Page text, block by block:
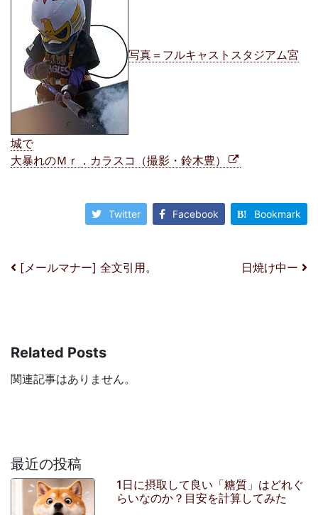
写真＝フルキャストスタジアム宮
城で
大暴れのＭｒ．カラスコ（撮影・鈴木豊）
Twitter Facebook Bookmark
投稿ナビゲーション
[メールマナー] 全文引用。 日焼け中ー
Related Posts
関連記事はありません。
最近の投稿
1日に摂取して良い「糖質」はどれぐ
らいなのか？目安を計算してみた